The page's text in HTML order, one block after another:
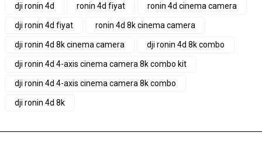
dji ronin 4d
ronin 4d fiyat ronin 4d cinema camera
dji ronin 4d fiyat ronin 4d 8k cinema camera
dji ronin 4d 8k cinema camera dji ronin 4d 8k combo
dji ronin 4d 4-axis cinema camera 8k combo kit
dji ronin 4d 4-axis cinema camera 8k combo
dji ronin 4d 8k